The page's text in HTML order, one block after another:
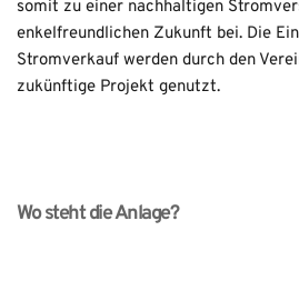
somit zu einer nachhaltigen
enkelfreundlichen Zukunft bei. Die
Stromverkauf werden durch den
zukünftige Projekt genutzt.
Wo steht die Anlage?